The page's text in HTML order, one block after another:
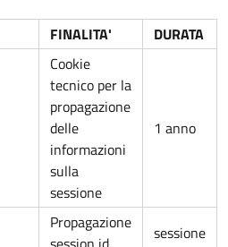
FINALITA' DURATA
Cookie
tecnico per la
propagazione
delle
informazioni
sulla
sessione
1 anno
Propagazione
sessione